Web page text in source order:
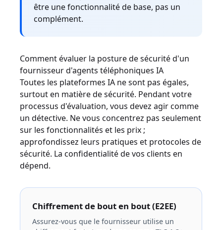
être une fonctionnalité de base, pas un
complément.
Comment évaluer la posture de sécurité d'un
fournisseur d'agents téléphoniques IA
Toutes les plateformes IA ne sont pas égales,
surtout en matière de sécurité. Pendant votre
processus d'évaluation, vous devez agir comme
un détective. Ne vous concentrez pas seulement
sur les fonctionnalités et les prix ;
approfondissez leurs pratiques et protocoles de
sécurité. La confidentialité de vos clients en
dépend.
Chiffrement de bout en bout (E2EE)
Assurez-vous que le fournisseur utilise un